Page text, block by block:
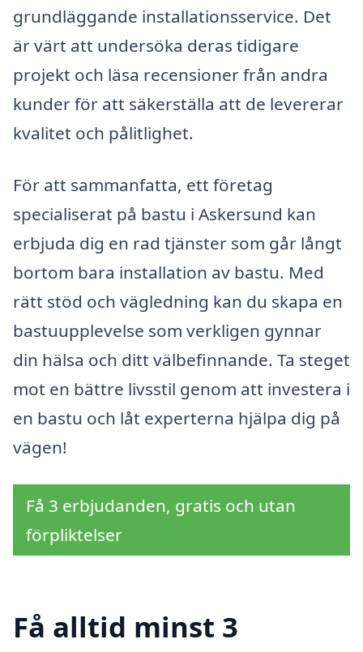
grundläggande installationsservice. Det
är värt att undersöka deras tidigare
projekt och läsa recensioner från andra
kunder för att säkerställa att de levererar
kvalitet och pålitlighet.
För att sammanfatta, ett företag
specialiserat på bastu i Askersund kan
erbjuda dig en rad tjänster som går långt
bortom bara installation av bastu. Med
rätt stöd och vägledning kan du skapa en
bastuupplevelse som verkligen gynnar
din hälsa och ditt välbefinnande. Ta steget
mot en bättre livsstil genom att investera i
en bastu och låt experterna hjälpa dig på
vägen!
Få 3 erbjudanden, gratis och utan
förpliktelser
Få alltid minst 3